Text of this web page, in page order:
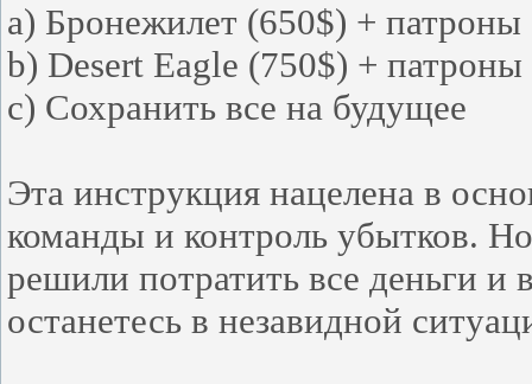
a) Бронежилет (650$) + патроны
b) Desert Eagle (750$) + патроны
c) Cохранить все на будущее
Эта инструкция нацелена в
команды и контроль убытков.
решили потратить все деньги и
останетесь в незавидной